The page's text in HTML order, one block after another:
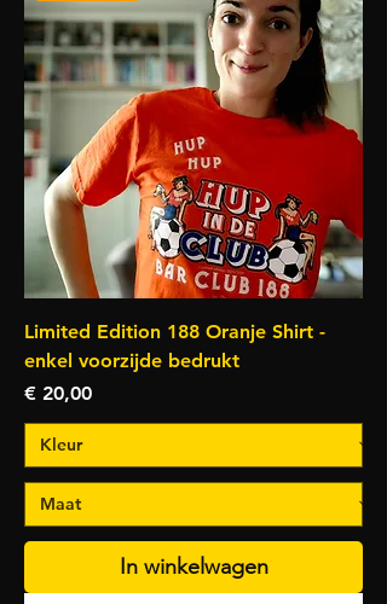
Limited Edition 188 Oranje Shirt -
enkel voorzijde bedrukt
Prijs
€ 20,00
In winkelwagen